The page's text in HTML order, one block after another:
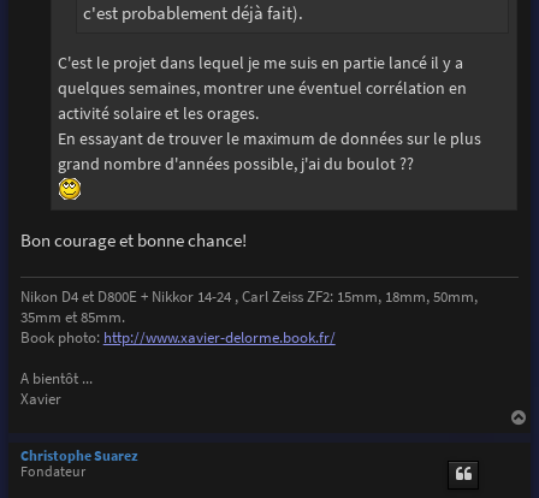
c'est probablement déjà fait).
C'est le projet dans lequel je me suis en partie lancé il y a
quelques semaines, montrer une éventuel corrélation en
activité solaire et les orages.
En essayant de trouver le maximum de données sur le plus
grand nombre d'années possible, j'ai du boulot ??
Bon courage et bonne chance!
Nikon D4 et D800E + Nikkor 14-24 , Carl Zeiss ZF2: 15mm, 18mm, 50mm,
35mm et 85mm.
Book photo: http://www.xavier-delorme.book.fr/
A bientôt ...
Xavier
Christophe Suarez
Fondateur